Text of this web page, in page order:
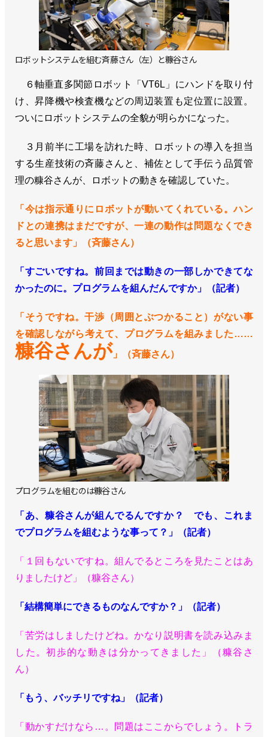
ロボットシステムを組む斉藤さん（左）と糠谷さん
６軸垂直多関節ロボット「VT6L」にハンドを取り付
け、昇降機や検査機などの周辺装置も定位置に設置。
ついにロボットシステムの全貌が明らかになった。
３月前半に工場を訪れた時、ロボットの導入を担当
する生産技術の斉藤さんと、補佐として手伝う品質管
理の糠谷さんが、ロボットの動きを確認していた。
「今は指示通りにロボットが動いてくれている。ハン
ドとの連携はまだですが、一連の動作は問題なくでき
ると思います」（斉藤さん）
「すごいですね。前回までは動きの一部しかできてな
かったのに。プログラムを組んだんですか」（記者）
「そうですね。干渉（周囲とぶつかること）がない事
を確認しながら考えて、プログラムを組みました……
糠谷さんが」（斉藤さん）
プログラムを組むのは糠谷さん
「あ、糠谷さんが組んでるんですか？ でも、これま
でプログラムを組むような事って？」（記者）
「１回もないですね。組んでるところを見たことはあ
りましたけど」（糠谷さん）
「結構簡単にできるものなんですか？」（記者）
「苦労はしましたけどね。かなり説明書を読み込みま
した。初歩的な動きは分かってきました」（糠谷さ
ん）
「もう、バッチリですね」（記者）
「動かすだけなら…。問題はここからでしょう。トラ